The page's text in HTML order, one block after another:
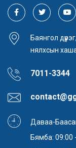
Баянгол
нялхсын
7011-3344
Даваа-
Бямба: 09:00